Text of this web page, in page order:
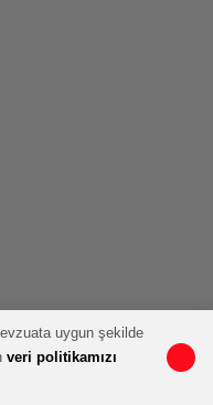
uygun şekilde
veri politikamızı